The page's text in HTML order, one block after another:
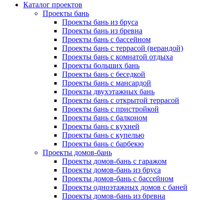
Каталог проектов
Проекты бань
Проекты бань из бруса
Проекты бань из бревна
Проекты бань с бассейном
Проекты бань с террасой (верандой)
Проекты бань с комнатой отдыха
Проекты больших бань
Проекты бань с беседкой
Проекты бань с мансардой
Проекты двухэтажных бань
Проекты бань с открытой террасой
Проекты бань с пристройкой
Проекты бань с балконом
Проекты бань с кухней
Проекты бань с купелью
Проекты бань с барбекю
Проекты домов-бань
Проекты домов-бань с гаражом
Проекты домов-бань из бруса
Проекты домов-бань с бассейном
Проекты одноэтажных домов с баней
Проекты домов-бань из бревна